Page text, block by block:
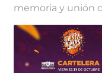
memoria y unión